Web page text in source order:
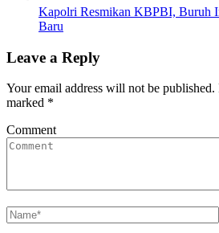
Kapolri Resmikan KBPBI, Buruh
Baru
Leave a Reply
Your email address will not be published.
marked *
Comment